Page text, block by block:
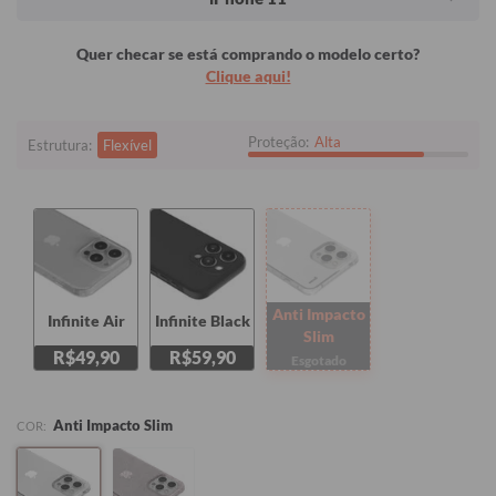
Quer checar se está comprando o modelo certo?
Clique aqui!
Estrutura: Flexível Proteção: Alta
Infinite Air
R$49,90
Infinite Black
R$59,90
Anti Impacto
Slim
COR: Anti Impacto Slim